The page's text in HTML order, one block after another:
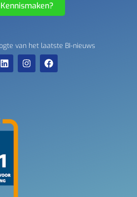
Kennismaken?
van het laatste BI-nieuws